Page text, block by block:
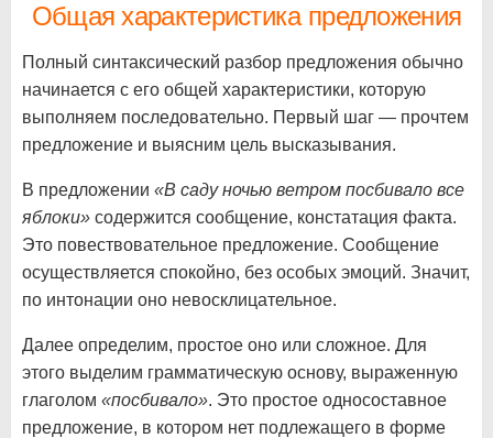
Общая характеристика предложения
Полный синтаксический разбор предложения обычно
начинается с его общей характеристики, которую
выполняем последовательно. Первый шаг — прочтем
предложение и выясним цель высказывания.
В предложении «В саду ночью ветром посбивало все
яблоки» содержится сообщение, констатация факта.
Это повествовательное предложение. Сообщение
осуществляется спокойно, без особых эмоций. Значит,
по интонации оно невосклицательное.
Далее определим, простое оно или сложное. Для
этого выделим грамматическую основу, выраженную
глаголом «посбивало». Это простое односоставное
предложение, в котором нет подлежащего в форме